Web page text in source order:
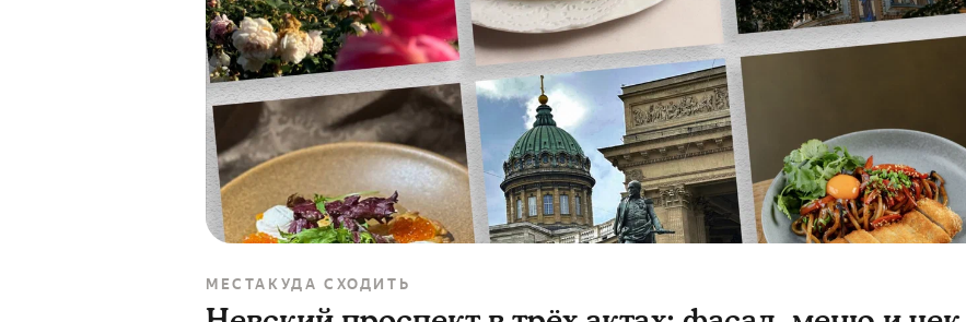
МЕСТА КУДА СХОДИТЬ